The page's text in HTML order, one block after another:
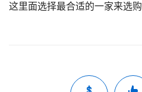
这里面选择最合适的一家来选购